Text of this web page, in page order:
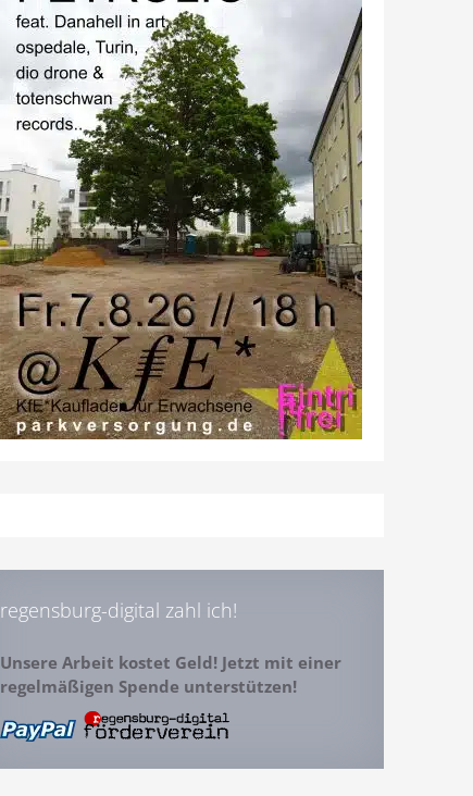
regensburg-digital zahl ich!
Unsere Arbeit kostet Geld! Jetzt mit einer
regelmäßigen Spende unterstützen!